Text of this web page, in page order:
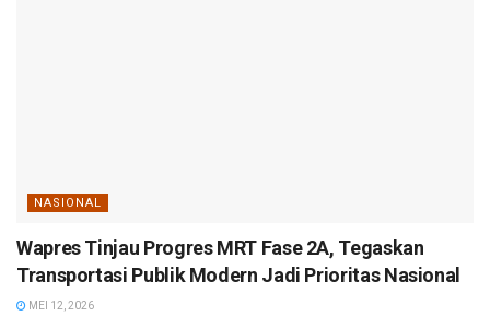
NASIONAL
Wapres Tinjau Progres MRT Fase 2A, Tegaskan
Transportasi Publik Modern Jadi Prioritas Nasional
MEI 12, 2026